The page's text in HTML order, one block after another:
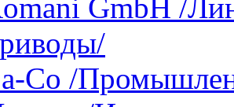
GmbH /
Co /